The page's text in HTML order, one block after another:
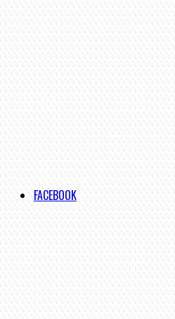
FACEBOOK